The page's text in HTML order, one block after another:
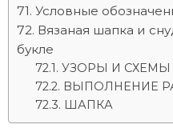
Условные
Вязаная шапка и
букле
УЗОРЫ И СХЕМЫ
ВЫПОЛНЕНИЕ
ШАПКА